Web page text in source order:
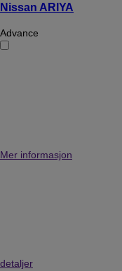
Nissan ARIYA
Advance
Mer informasjon
detaljer